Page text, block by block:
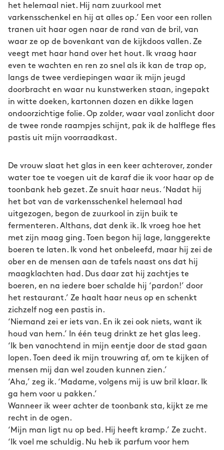
het helemaal niet. Hij nam zuurkool met
varkensschenkel en hij at alles op.’ Een voor een rollen
tranen uit haar ogen naar de rand van de bril, van
waar ze op de bovenkant van de kijkdoos vallen. Ze
veegt met haar hand over het hout. Ik vraag haar
even te wachten en ren zo snel als ik kan de trap op,
langs de twee verdiepingen waar ik mijn jeugd
doorbracht en waar nu kunstwerken staan, ingepakt
in witte doeken, kartonnen dozen en dikke lagen
ondoorzichtige folie. Op zolder, waar vaal zonlicht door
de twee ronde raampjes schijnt, pak ik de halflege fles
pastis uit mijn voorraadkast.
De vrouw slaat het glas in een keer achterover, zonder
water toe te voegen uit de karaf die ik voor haar op de
toonbank heb gezet. Ze snuit haar neus. ‘Nadat hij
het bot van de varkensschenkel helemaal had
uitgezogen, begon de zuurkool in zijn buik te
fermenteren. Althans, dat denk ik. Ik vroeg hoe het
met zijn maag ging. Toen begon hij lage, langgerekte
boeren te laten. Ik vond het onbeleefd, maar hij zei de
ober en de mensen aan de tafels naast ons dat hij
maagklachten had. Dus daar zat hij zachtjes te
boeren, en na iedere boer schalde hij ‘pardon!’ door
het restaurant.’ Ze haalt haar neus op en schenkt
zichzelf nog een pastis in.
‘Niemand zei er iets van. En ik zei ook niets, want ik
houd van hem.’ In één teug drinkt ze het glas leeg.
‘Ik ben vanochtend in mijn eentje door de stad gaan
lopen. Toen deed ik mijn trouwring af, om te kijken of
mensen mij dan wel zouden kunnen zien.’
‘Aha,’ zeg ik. ‘Madame, volgens mij is uw bril klaar. Ik
ga hem voor u pakken.’
Wanneer ik weer achter de toonbank sta, kijkt ze me
recht in de ogen.
‘Mijn man ligt nu op bed. Hij heeft kramp.’ Ze zucht.
‘Ik voel me schuldig. Nu heb ik parfum voor hem